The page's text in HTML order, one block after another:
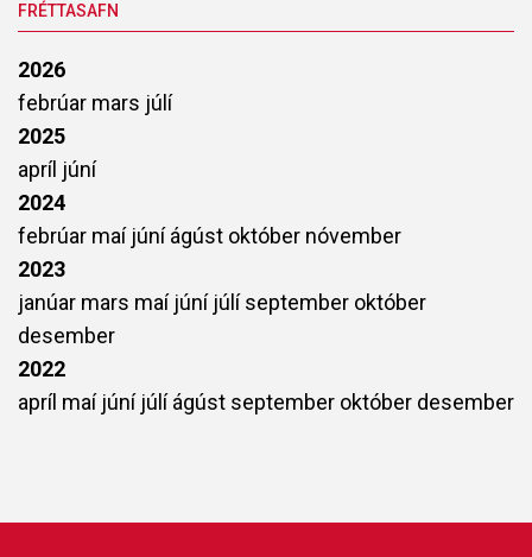
FRÉTTASAFN
2026
febrúar mars júlí
2025
apríl júní
2024
febrúar maí júníágúst október nóvember
2023
janúar mars maí júní júlíseptember október
desember
2022
apríl maí júní júlíágúst september október desember